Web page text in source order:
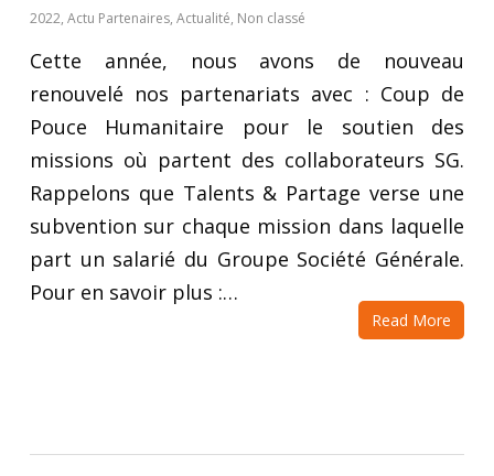
2022, Actu Partenaires, Actualité, Non classé
Cette année, nous avons de nouveau
renouvelé nos partenariats avec : Coup de
Pouce Humanitaire pour le soutien des
missions où partent des collaborateurs SG.
Rappelons que Talents & Partage verse une
subvention sur chaque mission dans laquelle
part un salarié du Groupe Société Générale.
Pour en savoir plus :…
Read More